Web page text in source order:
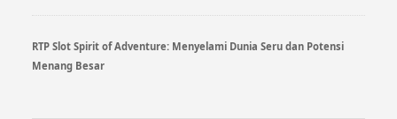
RTP Slot Spirit of Adventure: Menyelami Dunia Seru dan Potensi
Menang Besar